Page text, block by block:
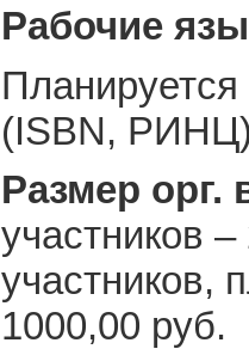
Рабочие
Планируется
(ISBN,
Размер орг.
участников
участников,
1000,00 руб.